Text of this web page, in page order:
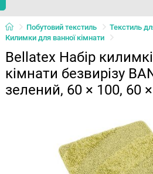
Побутовий текстиль
Текстиль
Килимки для ванної кімнати
Bellatex Набір
кімнати безвирізу
зелений, 60 × 100, 60